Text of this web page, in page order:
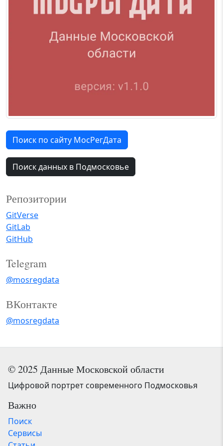
Поиск по сайту МосРегДата
Поиск данных в Подмосковье
Репозитории
GitVerse
GitLab
GitHub
Telegram
@mosregdata
ВКонтакте
@mosregdata
© 2025 Данные Московской области
Цифровой портрет современного Подмосковья
Важно
Поиск
Сервисы